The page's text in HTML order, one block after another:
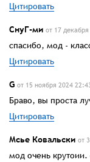
Цитировать
СнуГ-ми от 17
спасибо, мод -
Цитировать
G от 15 ноября 2024
Браво, вы проста
Цитировать
Мсье Ковальски от
мод очень